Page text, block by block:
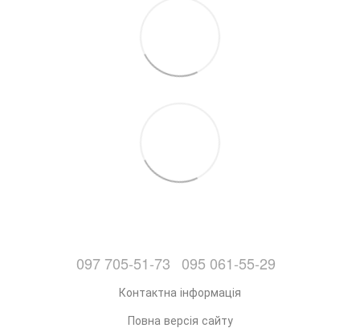
097 705-51-73 095 061-55-29
Контактна інформація
Повна версія сайту